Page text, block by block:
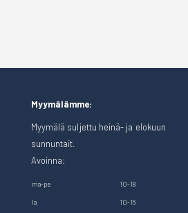
Myymälämme:
Myymälä suljettu heinä- ja elokuun
sunnuntait.
Avoinna:
ma-pe 10-18
la 10-16